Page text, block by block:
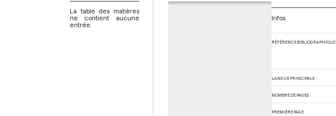
La table des matières
ne contient aucune
entrée.
s
Infos
RÉFÉRENCE BIBLIOGRAPHIQUE
LANGUE PRINCIPALE
NOMBRE DE PAGES
PREMIÈRE PAGE